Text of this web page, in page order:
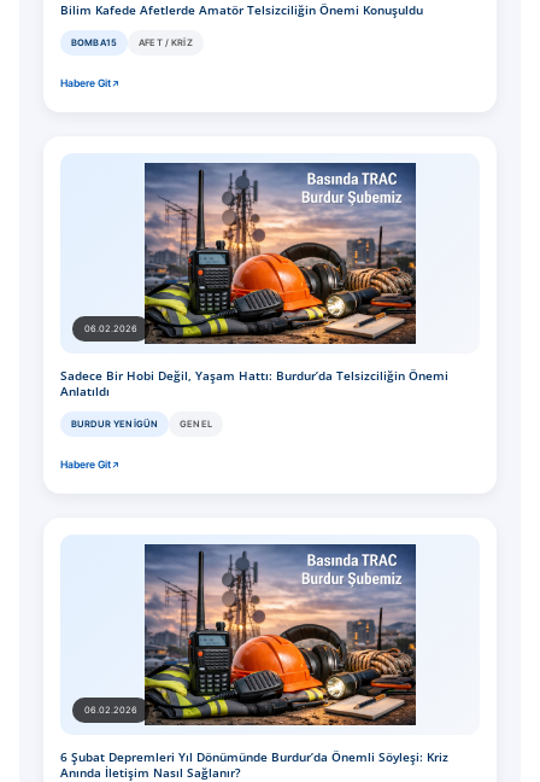
Bilim Kafede Afetlerde Amatör Telsizciliğin Önemi Konuşuldu
BOMBA15 AFET / KRIZ
Habere Git
06.02.2026
Sadece Bir Hobi Değil, Yaşam Hattı: Burdur’da Telsizciliğin Önemi
Anlatıldı
BURDUR YENIGÜN GENEL
Habere Git
06.02.2026
6 Şubat Depremleri Yıl Dönümünde Burdur’da Önemli Söyleşi: Kriz
Anında İletişim Nasıl Sağlanır?